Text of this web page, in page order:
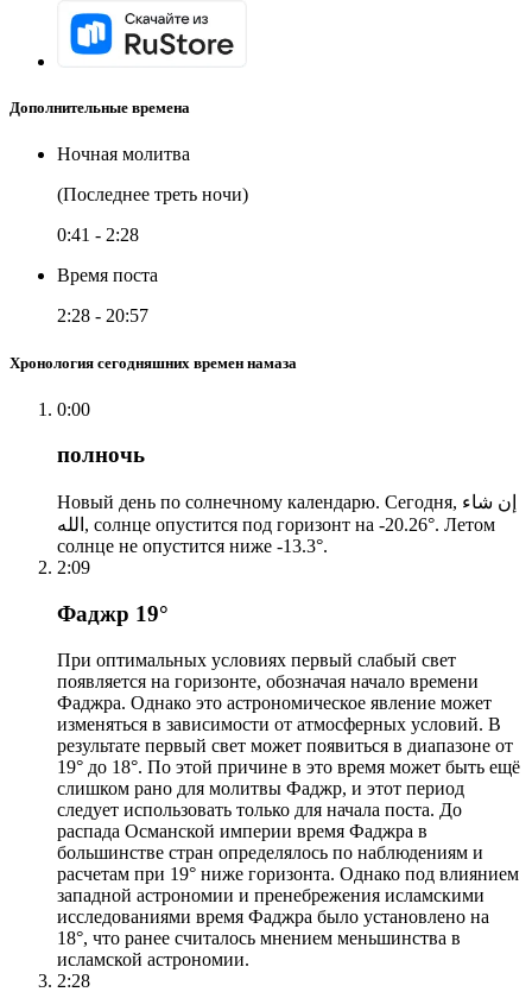
Дополнительные времена
Ночная молитва
(Последнее треть ночи)
0:41 - 2:28
Время поста
2:28 - 20:57
Хронология сегодняшних времен намаза
0:00
полночь
Новый день по солнечному календарю. Сегодня, إن شاء
الله, солнце опустится под горизонт на -20.26°. Летом
солнце не опустится ниже -13.3°.
2:09
Фаджр 19°
При оптимальных условиях первый слабый свет
появляется на горизонте, обозначая начало времени
Фаджра. Однако это астрономическое явление может
изменяться в зависимости от атмосферных условий. В
результате первый свет может появиться в диапазоне от
19° до 18°. По этой причине в это время может быть ещё
слишком рано для молитвы Фаджр, и этот период
следует использовать только для начала поста. До
распада Османской империи время Фаджра в
большинстве стран определялось по наблюдениям и
расчетам при 19° ниже горизонта. Однако под влиянием
западной астрономии и пренебрежения исламскими
исследованиями время Фаджра было установлено на
18°, что ранее считалось мнением меньшинства в
исламской астрономии.
2:28